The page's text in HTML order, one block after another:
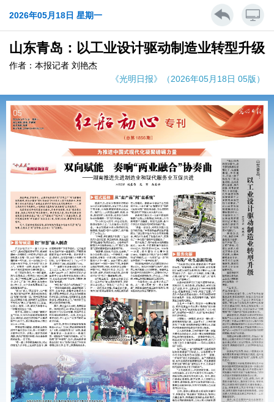
2026年05月18日 星期一
山东青岛：以工业设计驱动制造业转型升级
作者：本报记者 刘艳杰
《光明日报》（2026年05月18日 05版）